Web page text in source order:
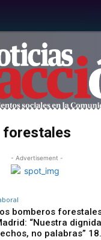
forestales
- Advertisement -
bomberos
“Nuestra
no palabras”